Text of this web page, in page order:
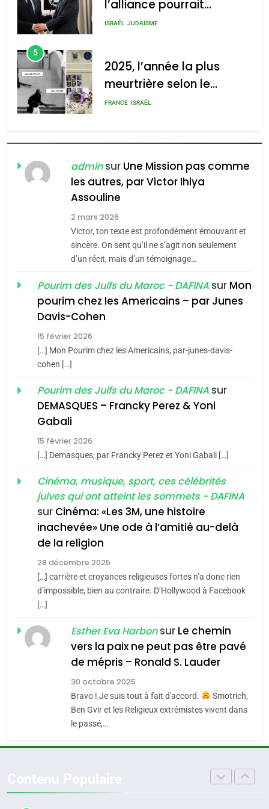
2025, l’année la plus
meurtrière selon le rapport
l’antisémitisme
admin 0
l’alliance pourrait
s’étendre à 13 pays
ISRAÉL JUDAISME
5
2025, l’année la plus
meurtrière selon le
rapport d’ADL contre
FRANCE ISRAÉL
FIÈRE, DIGNE ET RÉSILIENTE :
POURQUOI JE REVENDIQUE
MA JUDAÏTE par Thérèse
Zrihen-Dvir
ISRAÉL JUDAISME
CE QUI NOUS MANQUE –
Jacques Hadida
JUDAISME
Maroc : Les amandes de
Tafraout, le miel de Tadla
du terroir
Oeil ravageur – Vanessa
De Loya Stauber
«Tu dis génocide, je dis
guerre»: La nouvelle
chanson de Boy George
ISRAÉL JUDAISME
Accords d’Isaac:
l’alliance pourrait
s’étendre à 13 pays
d’Amérique latine
ISRAÉL JUDAISME
2025, l’année la plus
meurtrière selon le
FIÈRE, DIGNE ET RÉSILIENTE :
adminsur Une Mission pas comme
les autres, par Victor Ihiya
Assouline
2 mars 2026
Victor, ton texte est profondément émouvant et
sincère. On sent qu’il ne s’agit non seulement
d’un récit, mais d’un témoignage…
Pourim des Juifs du Maroc - DAFINA sur Mon
pourim chez les Americains – par Junes
Davis-Cohen
15 février 2026
[…] Mon Pourim chez les Americains, par-junes-davis-
cohen […]
Pourim des Juifs du Maroc - DAFINA sur
DEMASQUES – Francky Perez & Yoni
Gabali
15 février 2026
[…] Demasques, par Francky Perez et Yoni Gabali […]
Cinéma, musique, sport, ces célébrités
juives qui ont atteint les sommets - DAFINA
sur Cinéma: «Les 3M, une histoire
inachevée» Une ode à l’amitié au-delà
de la religion
28 décembre 2025
[…] carrière et croyances religieuses fortes n’a donc rien
d’impossible, bien au contraire. D’Hollywood à Facebook
[…]
Esther Eva Harbonsur Le chemin
vers la paix ne peut pas être pavé
de mépris – Ronald S. Lauder
30 octobre 2025
Bravo ! Je suis tout à fait d'accord.
Smotrich,
Ben Gvir et les Religieux extrêmistes vivent dans
le passé,…
meurtrière selon le rapport
l’antisémitisme
FIÈRE, DIGNE ET RÉSILIENTE :
POURQUOI JE REVENDIQUE
MA JUDAÏTE par Thérèse
Zrihen-Dvir
ISRAÉL
CE QUI NOUS MANQUE –
JUDAISME
Maroc : Les amandes de
Tafraout, le miel de Tadla
Azilal consacrés produits
du terroir
DAFINA MAROC
Oeil ravageur – Vanessa De